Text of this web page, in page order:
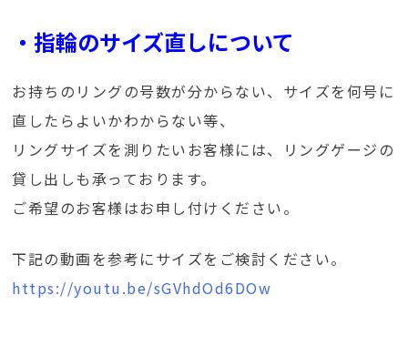
・指輪のサイズ直しについて
お持ちのリングの号数が分からない、サイズを何号に
直したらよいかわからない等、
リングサイズを測りたいお客様には、リングゲージの
貸し出しも承っております。
ご希望のお客様はお申し付けください。
下記の動画を参考にサイズをご検討ください。
https://youtu.be/sGVhdOd6DOw